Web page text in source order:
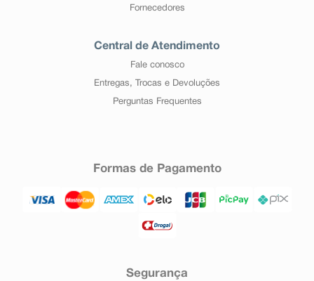
Fornecedores
Central de Atendimento
Fale conosco
Entregas, Trocas e Devoluções
Perguntas Frequentes
Formas de Pagamento
Segurança